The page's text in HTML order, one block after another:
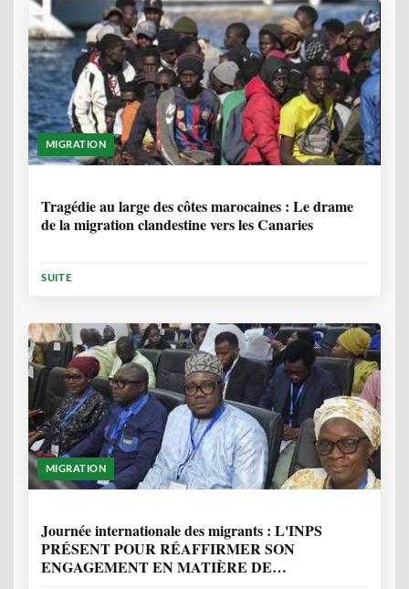
MIGRATION
Tragédie au large des côtes marocaines : Le drame
de la migration clandestine vers les Canaries
SUITE
MIGRATION
Journée internationale des migrants : L'INPS
PRÉSENT POUR RÉAFFIRMER SON
ENGAGEMENT EN MATIÈRE DE